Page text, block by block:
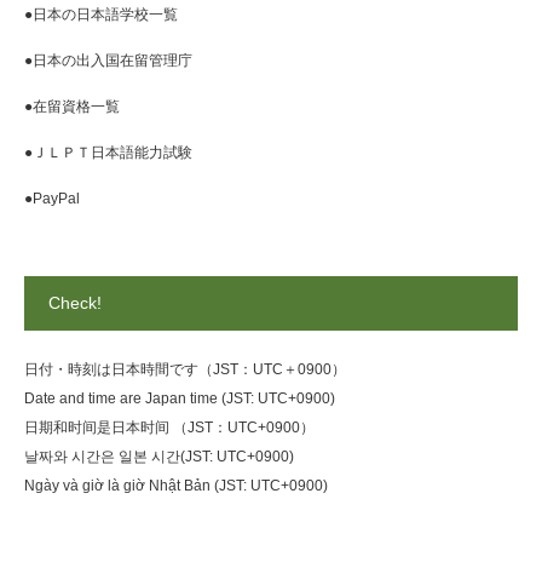
●日本の日本語学校一覧
●日本の出入国在留管理庁
●在留資格一覧
●ＪＬＰＴ日本語能力試験
●PayPal
Check!
日付・時刻は日本時間です（JST：UTC＋0900）
Date and time are Japan time (JST: UTC+0900)
日期和时间是日本时间 （JST：UTC+0900）
날짜와 시간은 일본 시간(JST: UTC+0900)
Ngày và giờ là giờ Nhật Bản (JST: UTC+0900)